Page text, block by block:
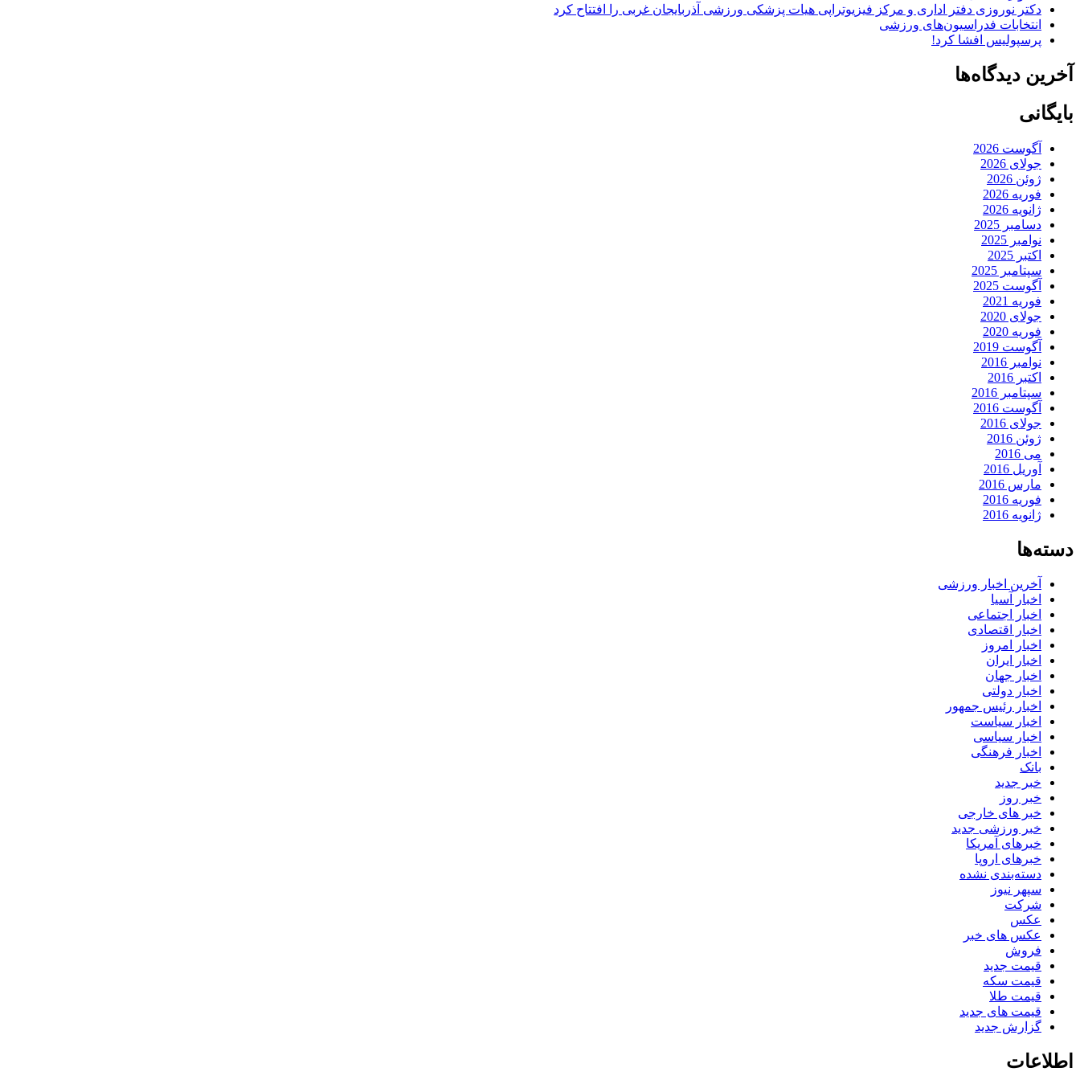
دکتر نوروزی دفتر اداری و مرکز فیزیوتراپی هیات پزشکی ورزشی آذربایجان غربی را افتتاح کرد
انتخابات فدراسیون‌های ورزشی
پرسپولیس افشا کرد!
آخرین دیدگاه‌ها
بایگانی
آگوست 2026
جولای 2026
ژوئن 2026
فوریه 2026
ژانویه 2026
دسامبر 2025
نوامبر 2025
اکتبر 2025
سپتامبر 2025
آگوست 2025
فوریه 2021
جولای 2020
فوریه 2020
آگوست 2019
نوامبر 2016
اکتبر 2016
سپتامبر 2016
آگوست 2016
جولای 2016
ژوئن 2016
می 2016
آوریل 2016
مارس 2016
فوریه 2016
ژانویه 2016
دسته‌ها
آخرین اخبار ورزشی
اخبار آسیا
اخبار اجتماعی
اخبار اقتصادی
اخبار امروز
اخبار ایران
اخبار جهان
اخبار دولتی
اخبار رئیس جمهور
اخبار سیاست
اخبار سیاسی
اخبار فرهنگی
بانک
خبر جدید
خبر روز
خبر های خارجی
خبر ورزشی جدید
خبرهای آمریکا
خبرهای اروپا
دسته‌بندی نشده
سپهر نیوز
شرکت
عکس
عکس های خبر
فروش
قیمت جدید
قیمت سکه
قیمت طلا
قیمت های جدید
گزارش جدید
اطلاعات